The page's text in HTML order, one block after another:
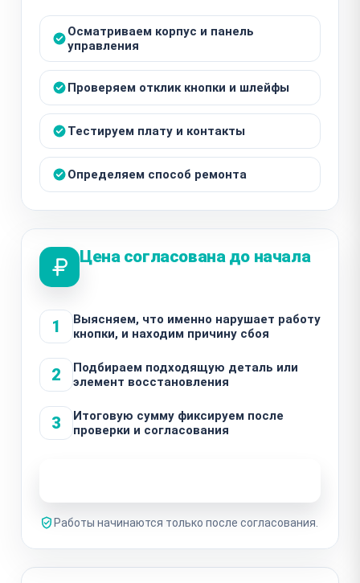
Осматриваем корпус и панель
управления
Проверяем отклик кнопки и шлейфы
Тестируем плату и контакты
Определяем способ ремонта
Цена согласована до начала
1
Выясняем, что именно нарушает работу
кнопки, и находим причину сбоя
2
Подбираем подходящую деталь или
элемент восстановления
3
Итоговую сумму фиксируем после
проверки и согласования
Работы начинаются только после согласования.